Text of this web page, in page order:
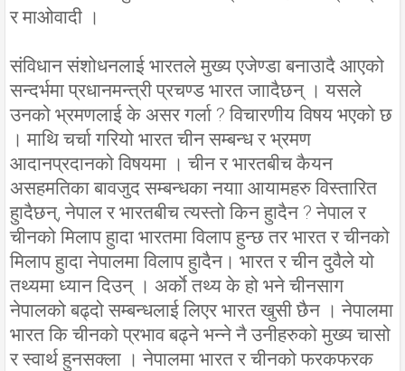
र माओवादी ।
संविधान संशोधनलाई भारतले मुख्य एजेण्डा बनाउादै आएको
सन्दर्भमा प्रधानमन्त्री प्रचण्ड भारत जाादैछन् । यसले
उनको भ्रमणलाई के असर गर्ला ? विचारणीय विषय भएको छ
। माथि चर्चा गरियो भारत चीन सम्बन्ध र भ्रमण
आदानप्रदानको विषयमा । चीन र भारतबीच कैयन
असहमतिका बावजुद सम्बन्धका नयाा आयामहरु विस्तारित
हुादैछन्, नेपाल र भारतबीच त्यस्तो किन हुादैन ? नेपाल र
चीनको मिलाप हुादा भारतमा विलाप हुन्छ तर भारत र चीनको
मिलाप हुादा नेपालमा विलाप हुादैन। भारत र चीन दुवैले यो
तथ्यमा ध्यान दिउन् । अर्काे तथ्य के हो भने चीनसाग
नेपालको बढ्दो सम्बन्धलाई लिएर भारत खुसी छैन । नेपालमा
भारत कि चीनको प्रभाव बढ्ने भन्ने नै उनीहरुको मुख्य चासो
र स्वार्थ हुनसक्ला । नेपालमा भारत र चीनको फरकफरक